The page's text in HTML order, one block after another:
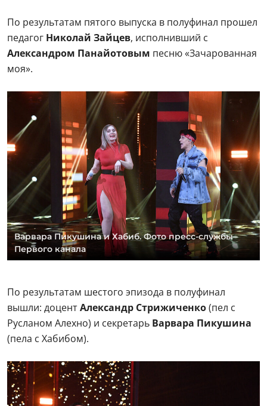
По результатам пятого выпуска в полуфинал прошел
педагог Николай Зайцев, исполнивший с
Александром Панайотовым песню «Зачарованная
моя».
Варвара Пикушина и Хабиб. Фото пресс-службы
Первого канала
По результатам шестого эпизода в полуфинал
вышли: доцентАлександр Стрижиченко(пел с
Русланом Алехно) и секретарь Варвара Пикушина
(пела с Хабибом).